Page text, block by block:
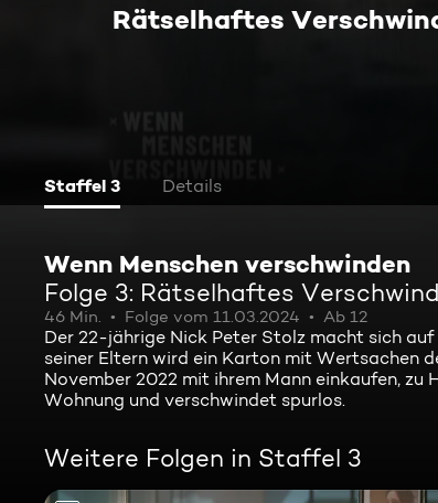
Rätselhaftes
Staffel 3 Details
Wenn Menschen verschwinden
Folge 3: Rätselhaftes
46 Min. Folge vom 11.03.2024 Ab 12
Der 22-jährige Nick Peter Stolz macht sich
seiner Eltern wird ein Karton mit Wertsachen
November 2022 mit ihrem Mann einkaufen,
Wohnung und verschwindet spurlos.
Weitere Folgen in Staffel 3